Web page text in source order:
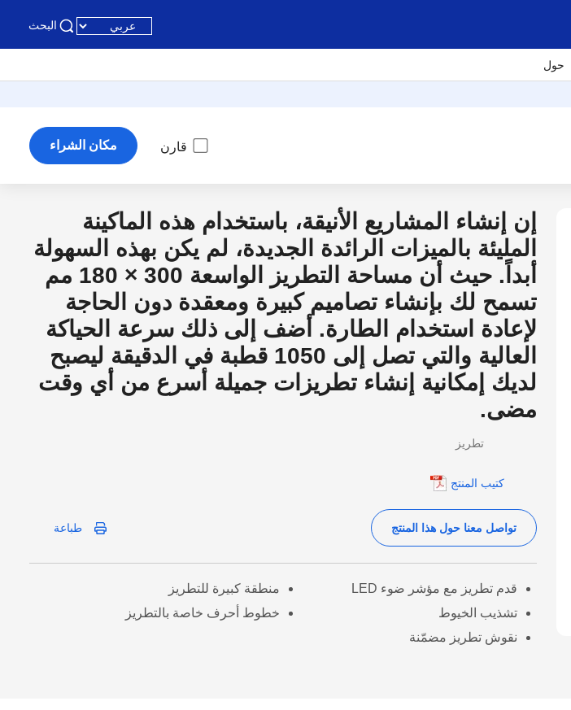
البحث
حول
قارن مكان الشراء
إن إنشاء المشاريع الأنيقة، باستخدام هذه الماكينة
المليئة بالميزات الرائدة الجديدة، لم يكن بهذه السهولة
أبداً. حيث أن مساحة التطريز الواسعة 300 × 180 مم
تسمح لك بإنشاء تصاميم كبيرة ومعقدة دون الحاجة
لإعادة استخدام الطارة. أضف إلى ذلك سرعة الحياكة
العالية والتي تصل إلى 1050 قطبة في الدقيقة ليصبح
لديك إمكانية إنشاء تطريزات جميلة أسرع من أي وقت
مضى.
تطريز
كتيب المنتج
تواصل معنا حول هذا المنتج طباعة
قدم تطريز مع مؤشر ضوء LED
منطقة كبيرة للتطريز
تشذيب الخيوط
خطوط أحرف خاصة بالتطريز
نقوش تطريز مضمّنة